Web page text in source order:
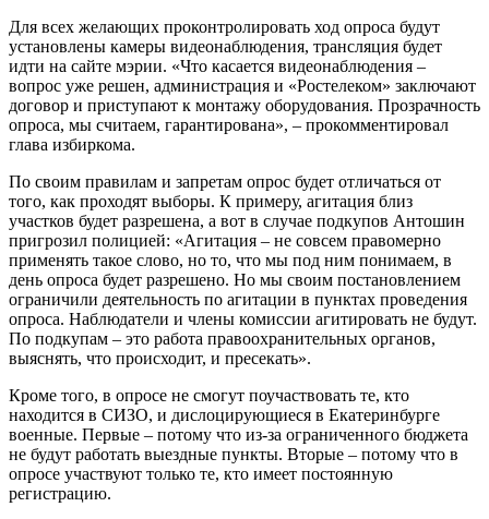
Для всех желающих проконтролировать ход опроса будут
установлены камеры видеонаблюдения, трансляция будет
идти на сайте мэрии. «Что касается видеонаблюдения –
вопрос уже решен, администрация и «Ростелеком» заключают
договор и приступают к монтажу оборудования. Прозрачность
опроса, мы считаем, гарантирована», – прокомментировал
глава избиркома.
По своим правилам и запретам опрос будет отличаться от
того, как проходят выборы. К примеру, агитация близ
участков будет разрешена, а вот в случае подкупов Антошин
пригрозил полицией: «Агитация – не совсем правомерно
применять такое слово, но то, что мы под ним понимаем, в
день опроса будет разрешено. Но мы своим постановлением
ограничили деятельность по агитации в пунктах проведения
опроса. Наблюдатели и члены комиссии агитировать не будут.
По подкупам – это работа правоохранительных органов,
выяснять, что происходит, и пресекать».
Кроме того, в опросе не смогут поучаствовать те, кто
находится в СИЗО, и дислоцирующиеся в Екатеринбурге
военные. Первые – потому что из-за ограниченного бюджета
не будут работать выездные пункты. Вторые – потому что в
опросе участвуют только те, кто имеет постоянную
регистрацию.